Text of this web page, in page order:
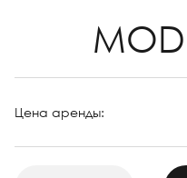
Цена аренды: